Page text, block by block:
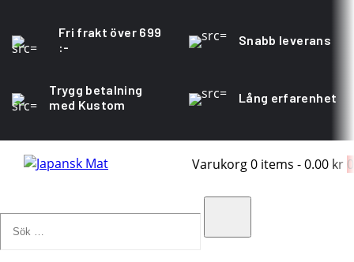
Fri frakt över 699
:-
Snabb leverans
Trygg betalning
med Kustom
Lång erfarenhet
Varukorg0 items -0.00 kr 0